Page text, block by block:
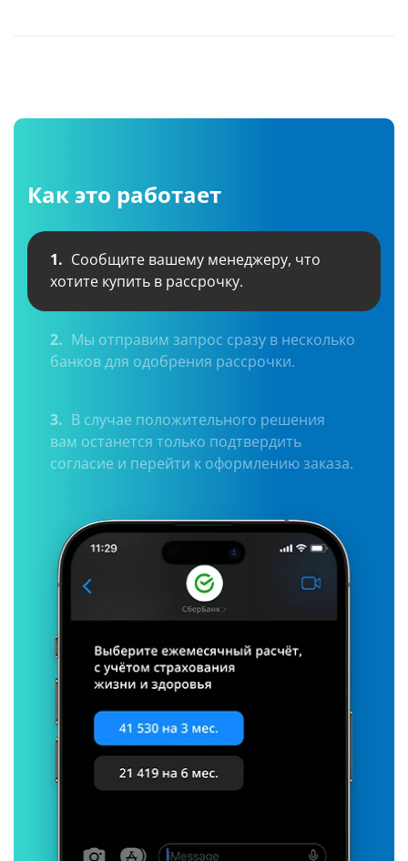
Как это работает
1. Сообщите вашему менеджеру, что
хотите купить в рассрочку.
2. Мы отправим запрос сразу в несколько
банков для одобрения рассрочки.
3. В случае положительного решения
вам останется только подтвердить
согласие и перейти к оформлению заказа.